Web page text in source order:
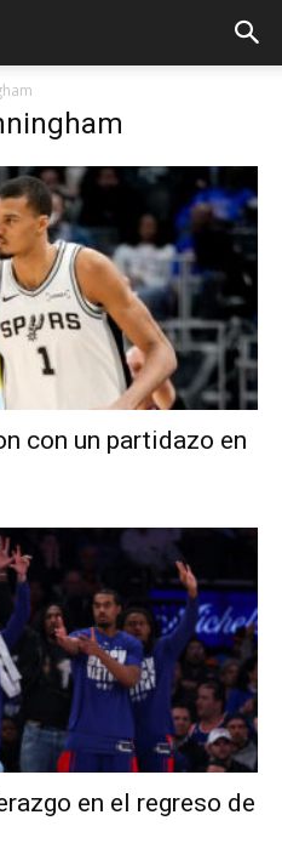
con un partidazo en
en el regreso de